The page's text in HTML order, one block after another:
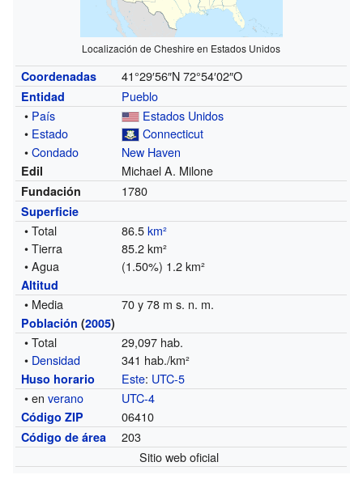
Localización de Cheshire en Estados Unidos
Coordenadas 41°29′56″N 72°54′02″O
Entidad
Pueblo
• País
Estados Unidos
• Estado
Connecticut
•Condado New Haven
Edil Michael A. Milone
Fundación 1780
Superficie
• Total 86.5km²
• Tierra
85.2 km²
• Agua
(1.50%) 1.2 km²
Altitud
• Media 70 y 78 m s. n. m.
Población (2005)
• Total
29,097 hab.
• Densidad 341 hab./km²
Huso horario Este: UTC-5
• enverano UTC-4
Código ZIP 06410
Código de área
203
Sitio web oficial